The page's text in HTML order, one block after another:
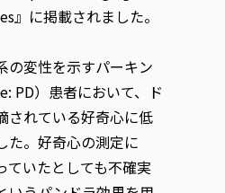
状況報告書
祉学専攻 博士課程
理学専攻 修士課程
攻 修士課程
究科 社会福祉学専攻 修士課程
究科 福祉心理学専攻 修士課程
大学院）
供へのご協力のお願い
交流の活動
へ
ポジトリ
ンター特別支援教育研究年報一覧
リ
セス方針
びデジタルデバイド解消に向けた産
ー車いす開発
「行学一如」の実践
動
告書
な協定
テム
に掲載されました。
の変性を示すパーキン
PD）患者において、ド
されている好奇心に低
た。好奇心の測定に
ていたとしても不確実